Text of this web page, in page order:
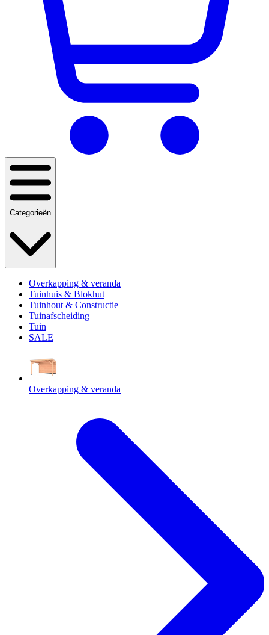
Categorieën
Overkapping & veranda
Tuinhuis & Blokhut
Tuinhout & Constructie
Tuinafscheiding
Tuin
SALE
Overkapping & veranda